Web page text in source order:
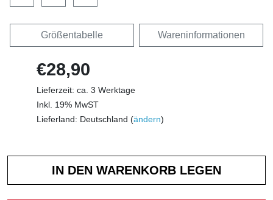
Größentabelle Wareninformationen
€28,90
Lieferzeit: ca. 3 Werktage
Inkl. 19% MwST
Lieferland: Deutschland (ändern)